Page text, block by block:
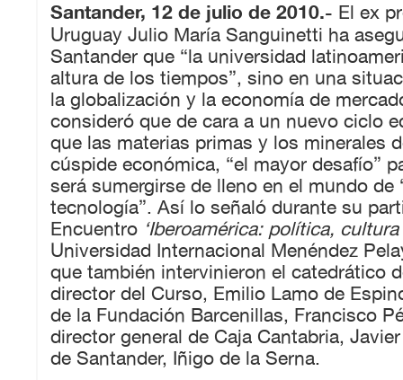
Santander, 12 de julio de 2010.- El ex
Uruguay Julio María Sanguinetti ha
Santander que “la universidad
altura de los tiempos”, sino en una
la globalización y la economía de
consideró que de cara a un nuevo ciclo
que las materias primas y los minerales
cúspide económica, “el mayor desafío”
será sumergirse de lleno en el mundo de
tecnología”. Así lo señaló durante su
Encuentro ‘Iberoamérica: política,
Universidad Internacional Menéndez
que también intervinieron el catedrático
director del Curso, Emilio Lamo de
de la Fundación Barcenillas, Francisco
director general de Caja Cantabria,
de Santander, Iñigo de la Serna.